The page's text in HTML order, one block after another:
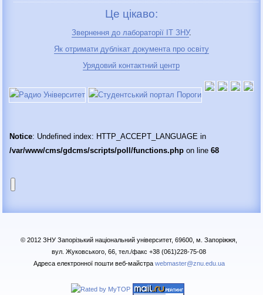
Це цікаво:
Звернення до лабораторії IT ЗНУ.
Як отримати дублікат документа про освіту
Урядовий контактний центр
Notice: Undefined index: HTTP_ACCEPT_LANGUAGE in
/var/www/cms/gdcms/scripts/poll/functions.php on line68
© 2012 ЗНУ Запорізький національний університет, 69600, м. Запоріжжя,
вул. Жуковського, 66, тел./факс +38 (061)228-75-08
Адреса електронної пошти веб-майстра webmaster@znu.edu.ua